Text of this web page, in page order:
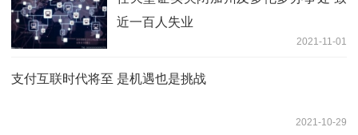
近一百人失业
2021-11-01
支付互联时代将至 是机遇也是挑战
2021-10-29